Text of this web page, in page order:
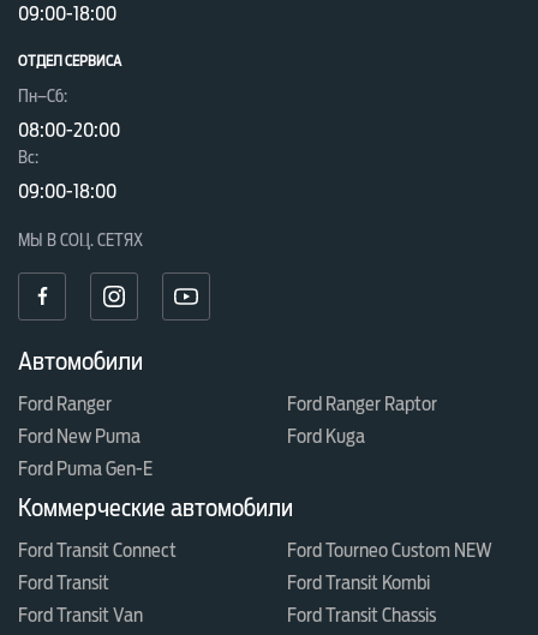
Салон новенького Ford Fiesta New – сочетание
функциональности и визуальной
привлекательности. Приятную атмосферу
светлого и просторного интерьера подарит
небольшой панорамный люк, обеспечив
природное освещение. Крыша открывается
одним нажатием на кнопку, не отвлекая
водителя от езды.
Безопасность и легкость управления FORD FIESTA NEW
Процесс езды также облегчает голосовое
управления. Вы сможете говорить по телефону,
выбирать музыку и настраивать навигацию.
Подушки безопасности облегчают силу удара и
защищают под любым углом. Форд Фиеста
оснащен передними и задними ремнями
безопасности и сигнализаторами, которые
напоминают о непристегнутых пассажирах.
09:00-18:00
ОТДЕЛ CЕРВИСА
Пн–Сб:
08:00-20:00
Вc:
09:00-18:00
МЫ В СОЦ. СЕТЯХ
Автомобили
Ford Ranger
Ford Ranger Raptor
Ford New Puma
Ford Kuga
Ford Puma Gen-E
Коммерческие автомобили
Ford Transit Connect
Ford Tourneo Custom NEW
Ford Transit
Ford Transit Kombi
Ford Transit Van
Ford Transit Chassis